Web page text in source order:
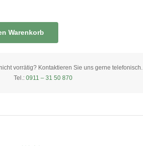
Warenkorb
vorrätig? Kontaktieren Sie uns gerne telefonisch.
Tel.: 0911 – 31 50 870